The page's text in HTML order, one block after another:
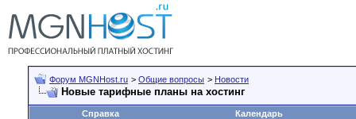
Форум MGNHost.ru > Общие вопросы > Новости
Новые тарифные планы на хостинг
Справка Календарь